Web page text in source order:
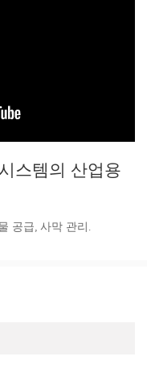
스템의 산업용
공급, 사막 관리.